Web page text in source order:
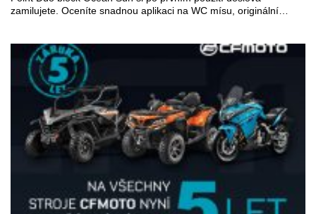
zamilujete. Oceníte snadnou aplikaci na WC mísu, originální…